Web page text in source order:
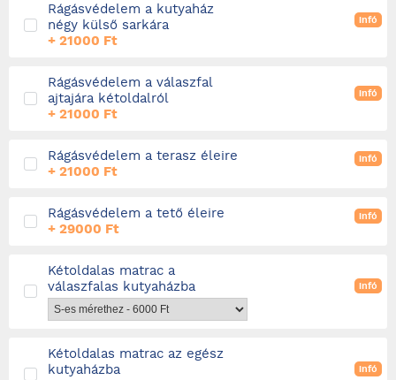
Rágásvédelem a kutyaház
négy külső sarkára
+ 21000 Ft
infó
Rágásvédelem a válaszfal
ajtajára kétoldalról
+ 21000 Ft
infó
Rágásvédelem a terasz éleire
+ 21000 Ft
infó
Rágásvédelem a tető éleire
+ 29000 Ft
infó
Kétoldalas matrac a
válaszfalas kutyaházba
infó
Kétoldalas matrac az egész
kutyaházba
infó